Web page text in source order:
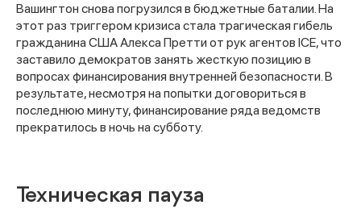
Вашингтон снова погрузился в бюджетные баталии. На
этот раз триггером кризиса стала трагическая гибель
гражданина США Алекса Претти от рук агентов ICE, что
заставило демократов занять жесткую позицию в
вопросах финансирования внутренней безопасности. В
результате, несмотря на попытки договориться в
последнюю минуту, финансирование ряда ведомств
прекратилось в ночь на субботу.
Техническая пауза